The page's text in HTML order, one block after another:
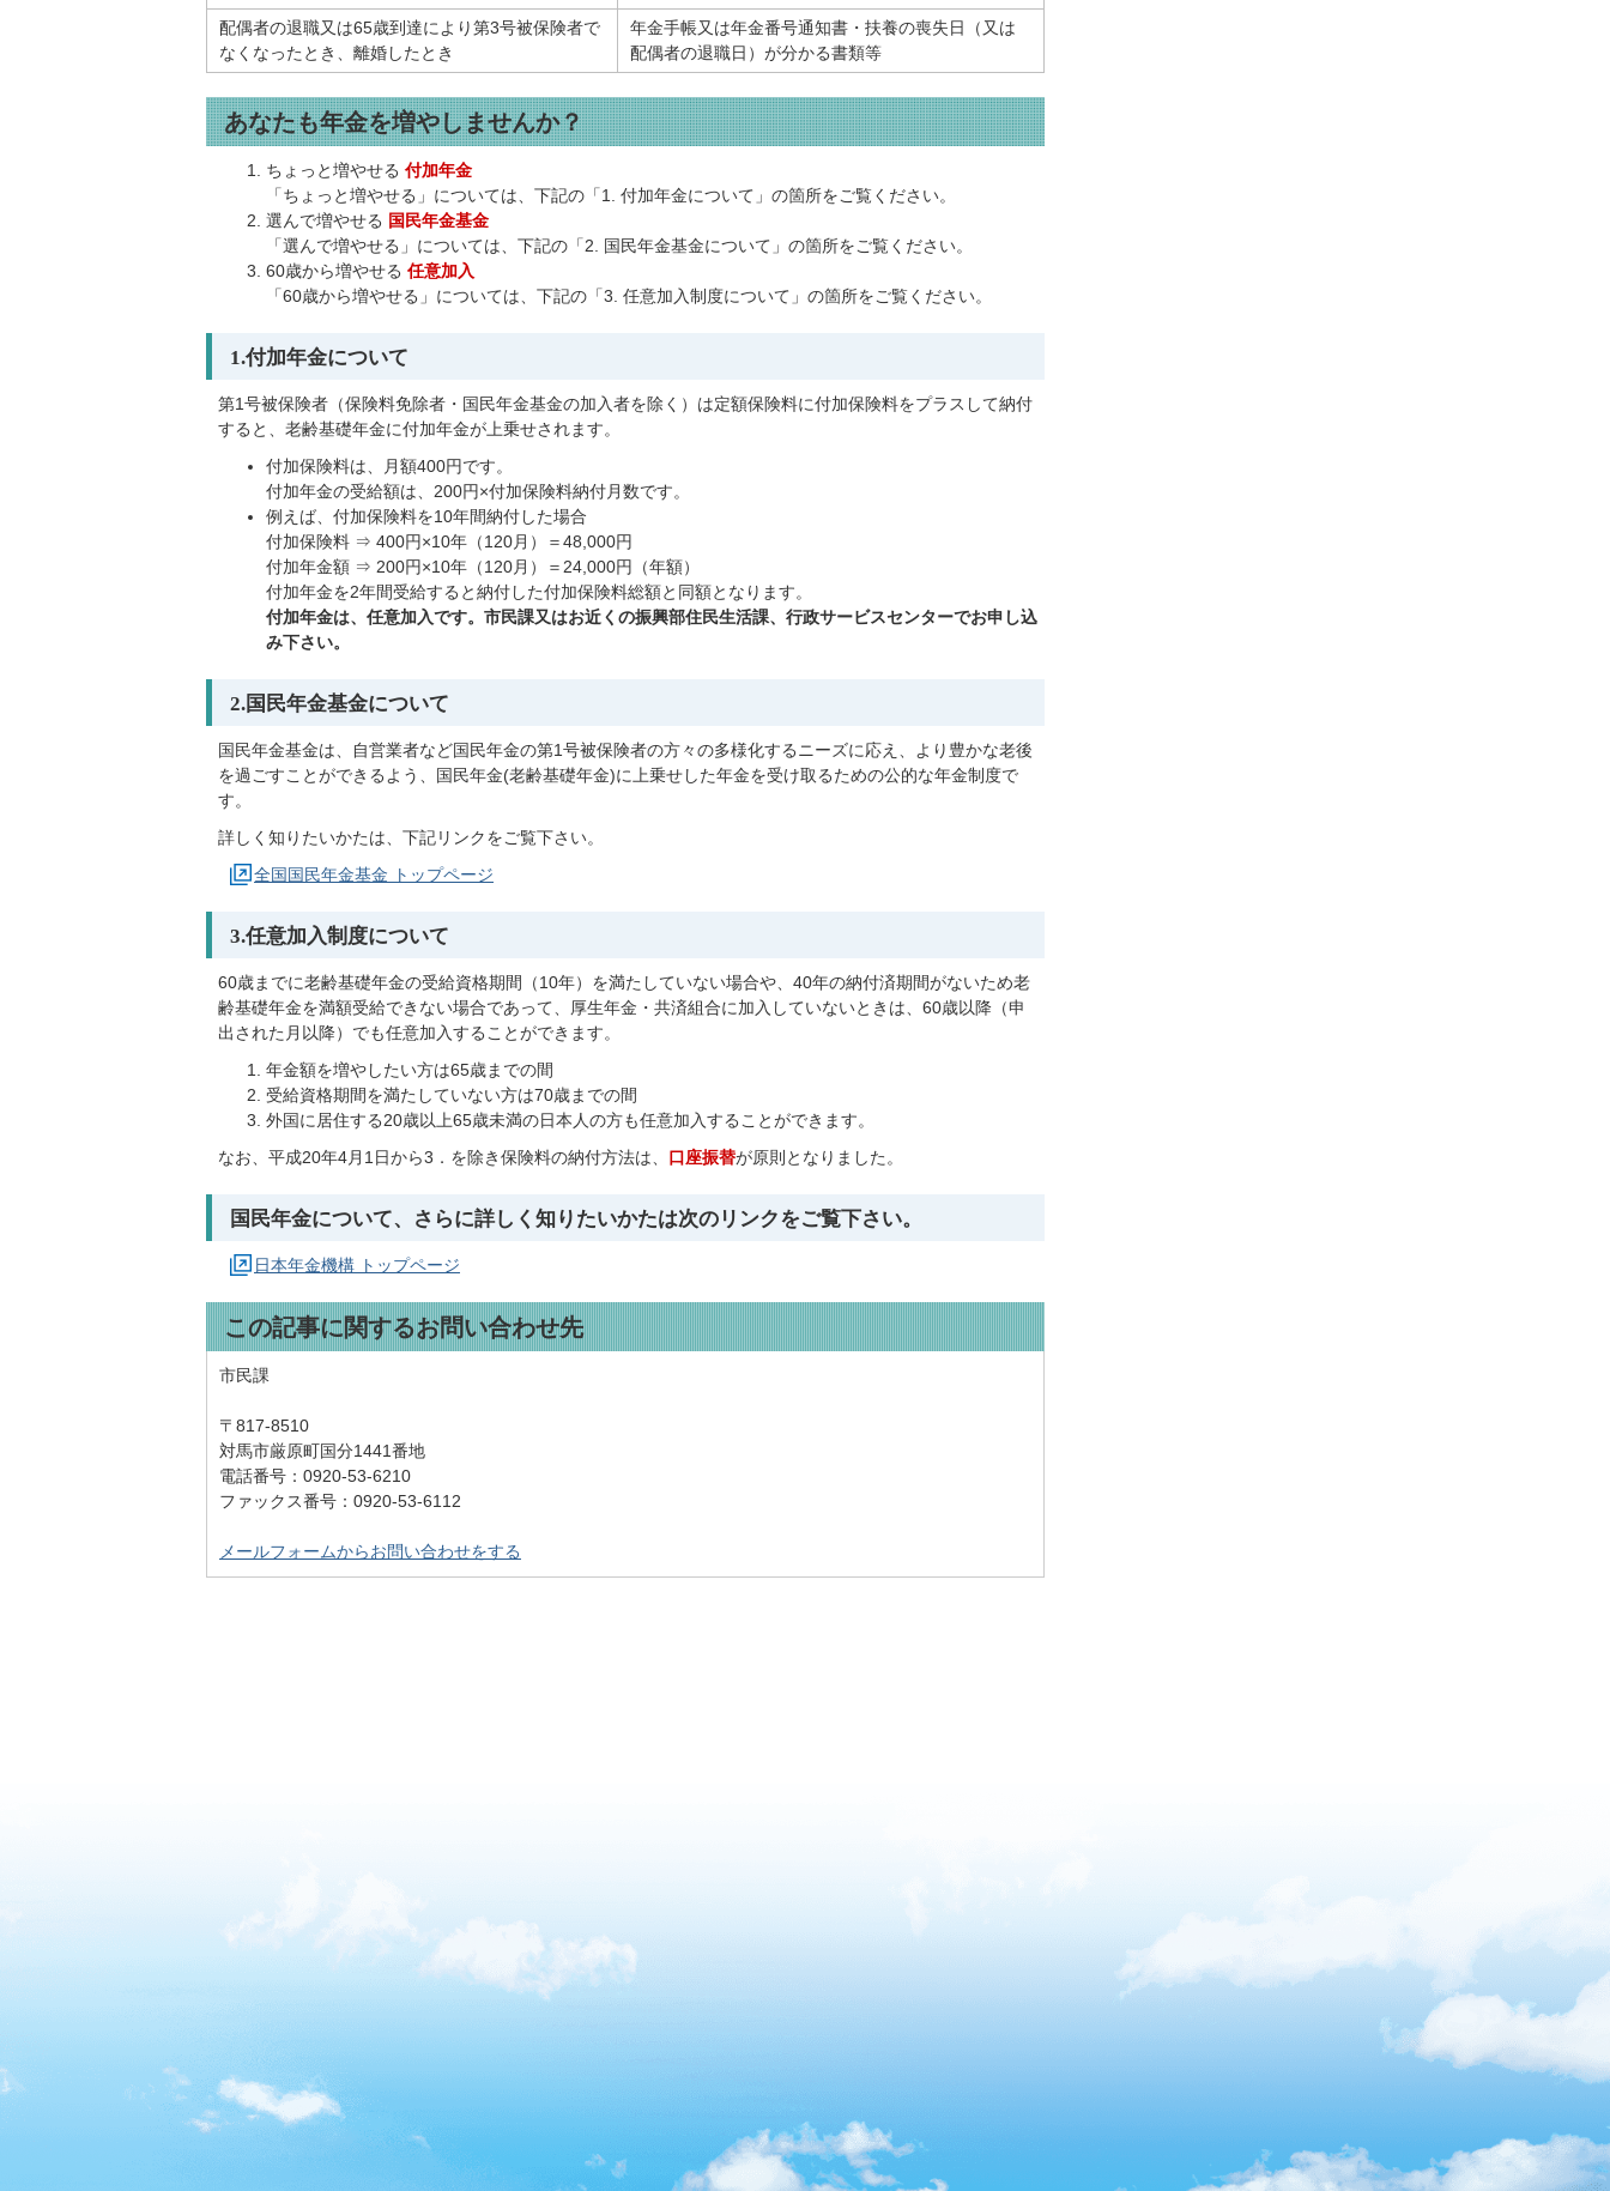
配偶者の退職又は65歳到達により第3号被保険者で
なくなったとき、離婚したとき
年金手帳又は年金番号通知書・扶養の喪失日（又は
配偶者の退職日）が分かる書類等
あなたも年金を増やしませんか？
ちょっと増やせる 付加年金
「ちょっと増やせる」については、下記の「1. 付加年金について」の箇所をご覧ください。
選んで増やせる 国民年金基金
「選んで増やせる」については、下記の「2. 国民年金基金について」の箇所をご覧ください。
60歳から増やせる 任意加入
「60歳から増やせる」については、下記の「3. 任意加入制度について」の箇所をご覧ください。
1.付加年金について
第1号被保険者（保険料免除者・国民年金基金の加入者を除く）は定額保険料に付加保険料をプラスして納付
すると、老齢基礎年金に付加年金が上乗せされます。
付加保険料は、月額400円です。
付加年金の受給額は、200円×付加保険料納付月数です。
例えば、付加保険料を10年間納付した場合
付加保険料 ⇒ 400円×10年（120月）＝48,000円
付加年金額 ⇒ 200円×10年（120月）＝24,000円（年額）
付加年金を2年間受給すると納付した付加保険料総額と同額となります。
付加年金は、任意加入です。市民課又はお近くの振興部住民生活課、行政サービスセンターでお申し込
み下さい。
2.国民年金基金について
国民年金基金は、自営業者など国民年金の第1号被保険者の方々の多様化するニーズに応え、より豊かな老後
を過ごすことができるよう、国民年金(老齢基礎年金)に上乗せした年金を受け取るための公的な年金制度で
す。
詳しく知りたいかたは、下記リンクをご覧下さい。
全国国民年金基金 トップページ
3.任意加入制度について
60歳までに老齢基礎年金の受給資格期間（10年）を満たしていない場合や、40年の納付済期間がないため老
齢基礎年金を満額受給できない場合であって、厚生年金・共済組合に加入していないときは、60歳以降（申
出された月以降）でも任意加入することができます。
年金額を増やしたい方は65歳までの間
受給資格期間を満たしていない方は70歳までの間
外国に居住する20歳以上65歳未満の日本人の方も任意加入することができます。
なお、平成20年4月1日から3．を除き保険料の納付方法は、 口座振替が原則となりました。
国民年金について、さらに詳しく知りたいかたは次のリンクをご覧下さい。
日本年金機構 トップページ
この記事に関するお問い合わせ先
市民課
〒817-8510
対馬市厳原町国分1441番地
電話番号：0920-53-6210
ファックス番号：0920-53-6112
メールフォームからお問い合わせをする